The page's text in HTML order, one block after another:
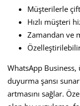
Müşterilerle
Hızlı müşteri
Zamandan ve
WhatsApp
duyurma şansı
artmasını sağlar.